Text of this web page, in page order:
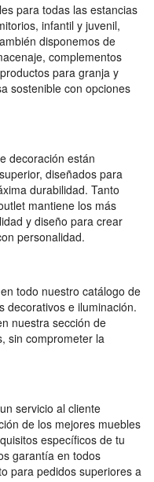
para todas las estancias
infantil y juvenil,
disponemos de
complementos
para granja y
sostenible con opciones
decoración están
diseñados para
durabilidad. Tanto
mantiene los más
y diseño para crear
personalidad.
todo nuestro catálogo de
decorativos e iluminación.
nuestra sección de
sin comprometer la
servicio al cliente
de los mejores muebles
específicos de tu
garantía en todos
para pedidos superiores a